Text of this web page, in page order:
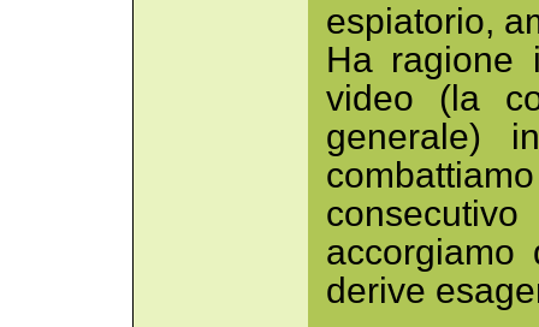
espiatorio,
Ha ragione
video (la
generale)
derive